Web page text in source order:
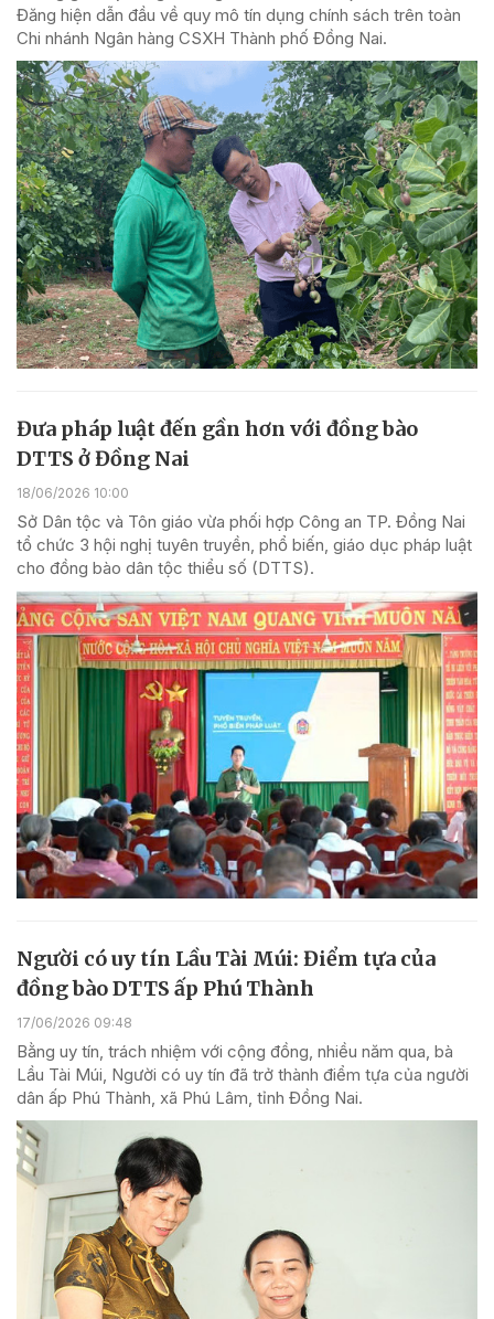
Đăng hiện dẫn đầu về quy mô tín dụng chính sách trên toàn
Chi nhánh Ngân hàng CSXH Thành phố Đồng Nai.
Đưa pháp luật đến gần hơn với đồng bào
DTTS ở Đồng Nai
18/06/2026 10:00
Sở Dân tộc và Tôn giáo vừa phối hợp Công an TP. Đồng Nai
tổ chức 3 hội nghị tuyên truyền, phổ biến, giáo dục pháp luật
cho đồng bào dân tộc thiểu số (DTTS).
Người có uy tín Lầu Tài Múi: Điểm tựa của
đồng bào DTTS ấp Phú Thành
17/06/2026 09:48
Bằng uy tín, trách nhiệm với cộng đồng, nhiều năm qua, bà
Lầu Tài Múi, Người có uy tín đã trở thành điểm tựa của người
dân ấp Phú Thành, xã Phú Lâm, tỉnh Đồng Nai.